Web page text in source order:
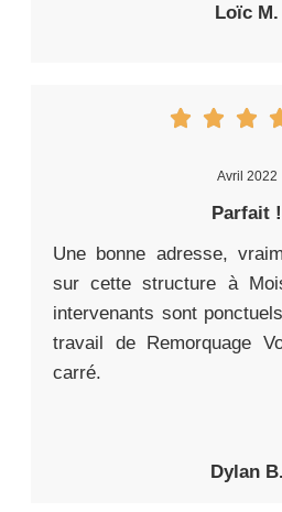
Loïc M.
Avril 2022
Parfait !
Une bonne adresse,
sur cette structure à
intervenants sont
travail de Remorquage
carré.
Dylan B.